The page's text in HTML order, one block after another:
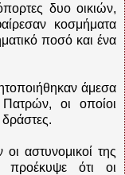
δυο οικιών,
κοσμήματα
ποσό και ένα
άμεσα
οι οποίοι
δράστες.
αστυνομικοί της
προέκυψε ότι οι